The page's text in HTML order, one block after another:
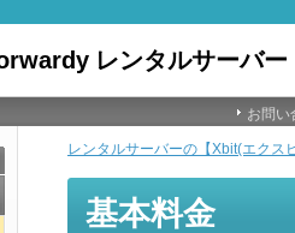
お問い
レンタルサーバーの【Xbit(エクス
基本料金